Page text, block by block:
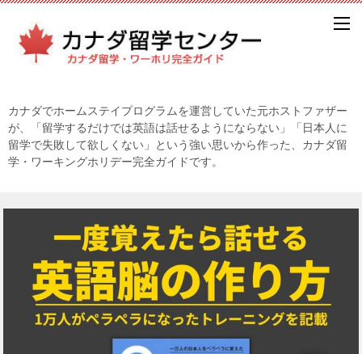
カナダでホームステイプログラムを運営していた元ホストファザー
が、「留学するだけでは英語は話せるようにならない」「日本人に
留学で失敗して欲しくない」という強い思いから作った、カナダ留
学・ワーキングホリデー完全ガイドです。